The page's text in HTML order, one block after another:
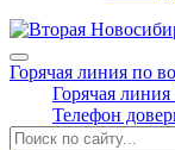
Горячая линия по
Горячая
Телефон
Поиск: